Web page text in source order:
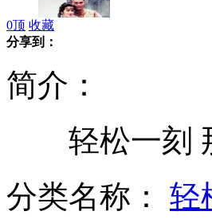
崔永元打假 "央视小崔"不是我
0顶 收藏
分享到：
简介：
轻松一刻
分类名称： 轻